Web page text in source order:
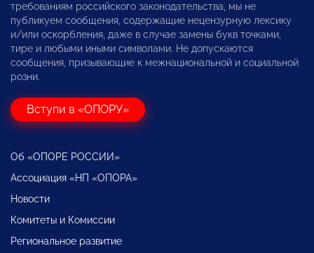
требованиям российского законодательства, мы не
публикуем сообщения, содержащие нецензурную лексику
и/или оскорбления, даже в случае замены букв точками,
тире и любыми иными символами. Не допускаются
сообщения, призывающие к межнациональной и социальной
розни.
Вступи в «ОПОРУ»
Об «ОПОРЕ РОССИИ»
Ассоциация «НП «ОПОРА»
Новости
Комитеты и Комиссии
Региональное развитие